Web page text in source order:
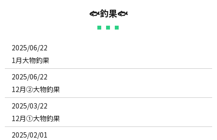
🐟釣果🐟
2025/06/22
1月大物釣果
2025/06/22
12月②大物釣果
2025/03/22
12月①大物釣果
2025/02/01